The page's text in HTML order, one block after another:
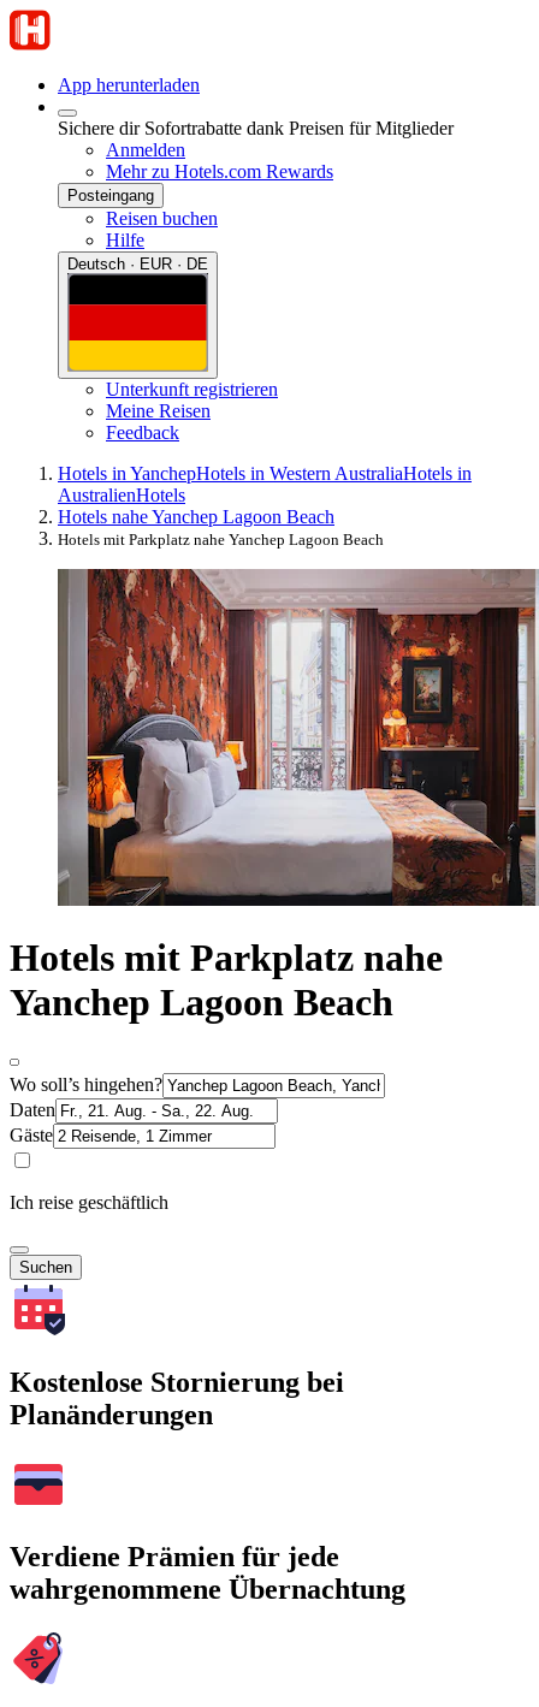
App herunterladen
Sichere dir Sofortrabatte dank Preisen für Mitglieder
Anmelden
Mehr zu Hotels.com Rewards
Posteingang
Reisen buchen
Hilfe
Deutsch · EUR · DE
Unterkunft registrieren
Meine Reisen
Feedback
Hotels in YanchepHotels in Western AustraliaHotels in
AustralienHotels
Hotels nahe Yanchep Lagoon Beach
Hotels mit Parkplatz nahe Yanchep Lagoon Beach
Hotels mit Parkplatz nahe
Yanchep Lagoon Beach
Wo soll’s hingehen?
Daten
Gäste
Ich reise geschäftlich
Suchen
Kostenlose Stornierung bei
Planänderungen
Verdiene Prämien für jede
wahrgenommene Übernachtung